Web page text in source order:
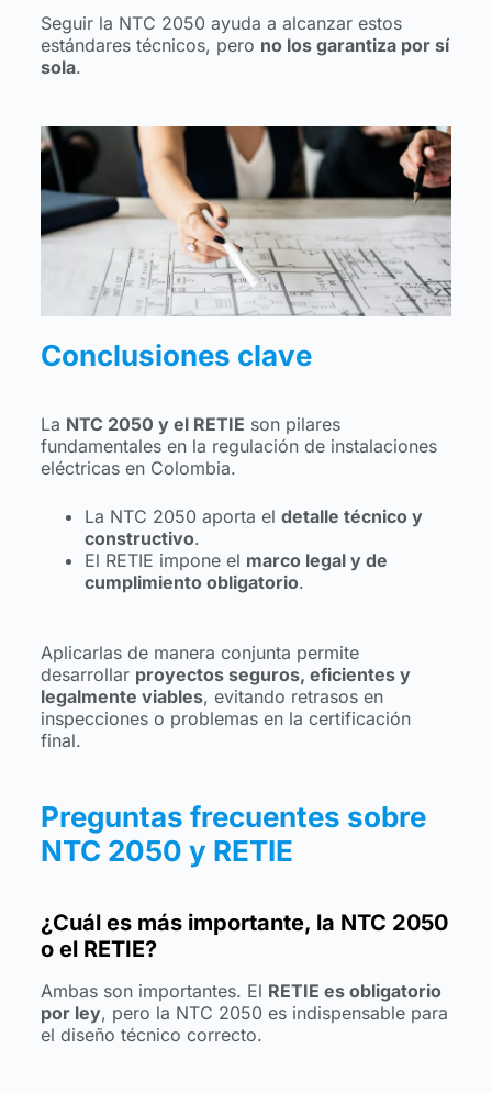
Seguir la NTC 2050 ayuda a alcanzar estos
estándares técnicos, pero no los garantiza por sí
sola.
Conclusiones clave
La NTC 2050 y el RETIE son pilares
fundamentales en la regulación de instalaciones
eléctricas en Colombia.
La NTC 2050 aporta el detalle técnico y
constructivo.
El RETIE impone el marco legal y de
cumplimiento obligatorio.
Aplicarlas de manera conjunta permite
desarrollar proyectos seguros, eficientes y
legalmente viables, evitando retrasos en
inspecciones o problemas en la certificación
final.
Preguntas frecuentes sobre
NTC 2050 y RETIE
¿Cuál es más importante, la NTC 2050
o el RETIE?
Ambas son importantes. El RETIE es obligatorio
por ley, pero la NTC 2050 es indispensable para
el diseño técnico correcto.